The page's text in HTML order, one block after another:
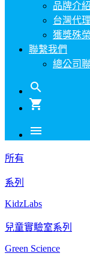
品牌介紹
台灣代理
獲獎殊榮
聯繫我們
總公司
search
shopping_cart
menu
所有
系列
KidzLabs
兒童實驗室系列
Green Science